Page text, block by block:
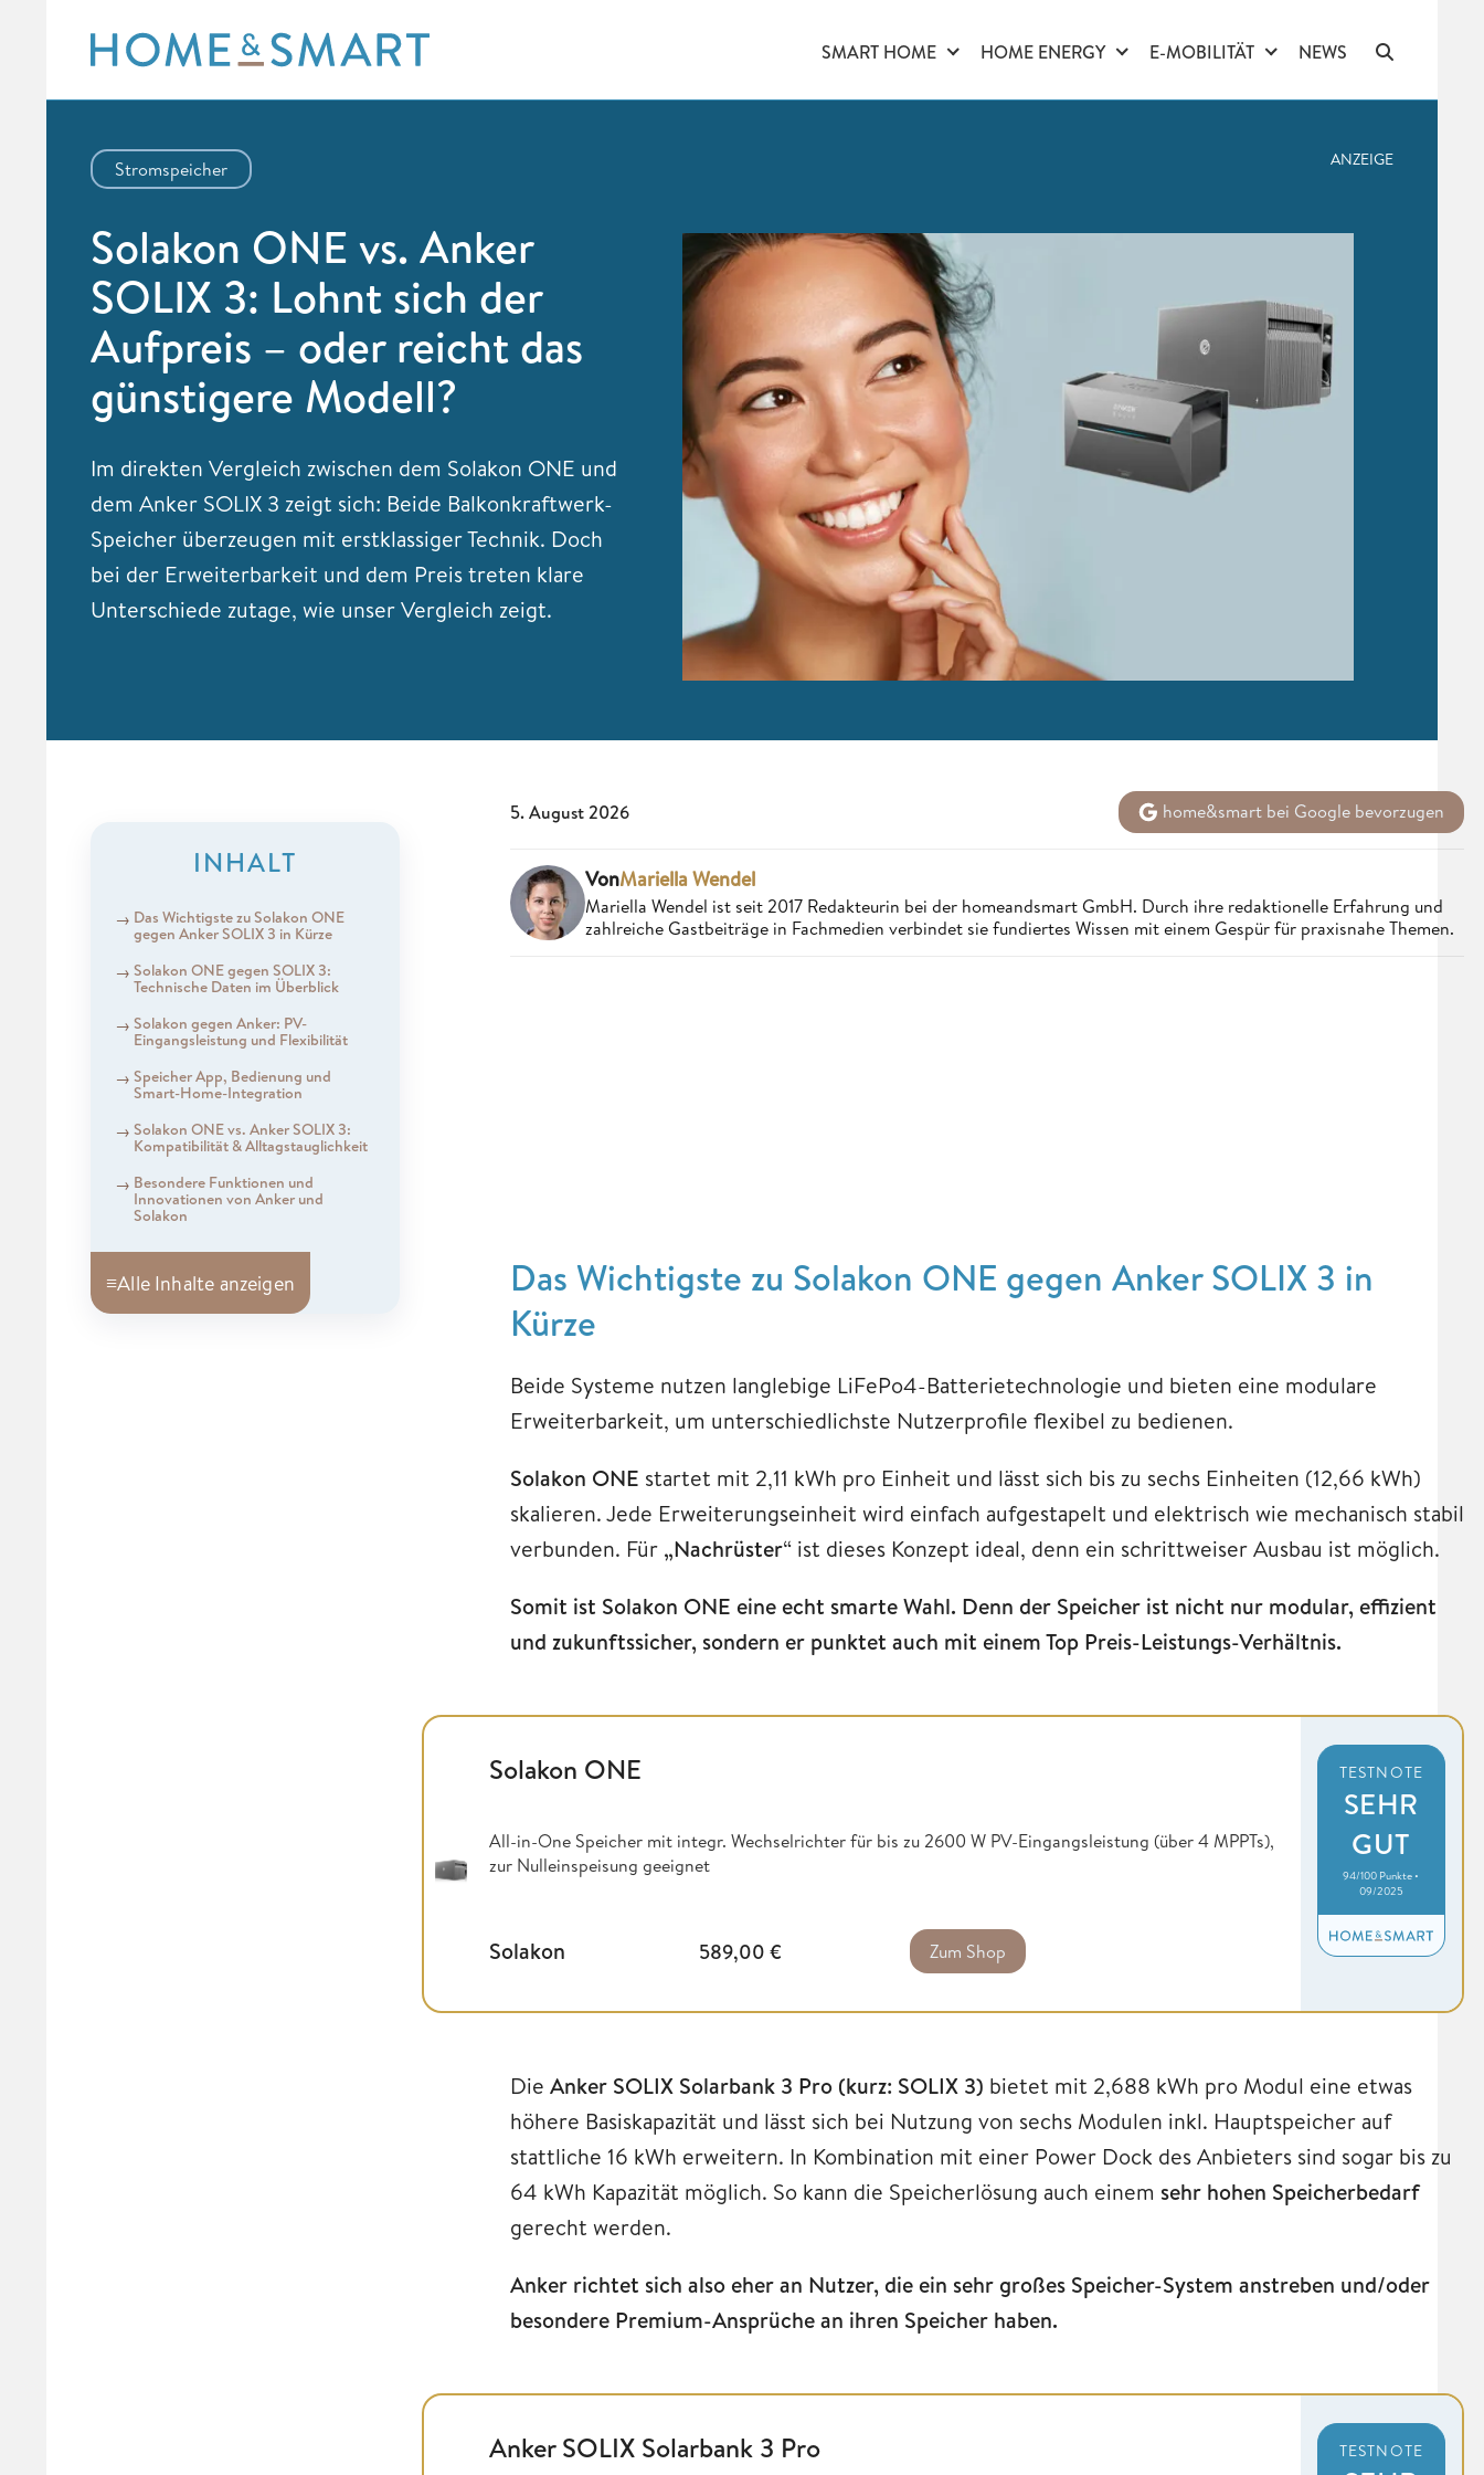
content
SMART HOME HOME ENERGY E-MOBILITÄT NEWS
Stromspeicher ANZEIGE
Solakon ONE vs. Anker
SOLIX 3: Lohnt sich der
Aufpreis – oder reicht das
günstigere Modell?
Im direkten Vergleich zwischen dem Solakon ONE und
dem Anker SOLIX 3 zeigt sich: Beide Balkonkraftwerk-
Speicher überzeugen mit erstklassiger Technik. Doch
bei der Erweiterbarkeit und dem Preis treten klare
Unterschiede zutage, wie unser Vergleich zeigt.
INHALT
Das Wichtigste zu Solakon ONE
gegen Anker SOLIX 3 in Kürze
Solakon ONE gegen SOLIX 3:
Technische Daten im Überblick
Solakon gegen Anker: PV-
Eingangsleistung und Flexibilität
Speicher App, Bedienung und
Smart-Home-Integration
Solakon ONE vs. Anker SOLIX 3:
Kompatibilität & Alltagstauglichkeit
Besondere Funktionen und
Innovationen von Anker und
Solakon
≡Alle Inhalte anzeigen
5. August 2026 home&smart bei Google bevorzugen
VonMariella Wendel
Mariella Wendel ist seit 2017 Redakteurin bei der homeandsmart GmbH. Durch ihre redaktionelle Erfahrung und
zahlreiche Gastbeiträge in Fachmedien verbindet sie fundiertes Wissen mit einem Gespür für praxisnahe Themen.
Das Wichtigste zu Solakon ONE gegen Anker SOLIX 3 in
Kürze
Beide Systeme nutzen langlebige LiFePo4-Batterietechnologie und bieten eine modulare
Erweiterbarkeit, um unterschiedlichste Nutzerprofile flexibel zu bedienen.
Solakon ONE startet mit 2,11 kWh pro Einheit und lässt sich bis zu sechs Einheiten (12,66 kWh)
skalieren. Jede Erweiterungseinheit wird einfach aufgestapelt und elektrisch wie mechanisch stabil
verbunden. Für „Nachrüster“ ist dieses Konzept ideal, denn ein schrittweiser Ausbau ist möglich.
Somit ist Solakon ONE eine echt smarte Wahl. Denn der Speicher ist nicht nur modular, effizient
und zukunftssicher, sondern er punktet auch mit einem Top Preis-Leistungs-Verhältnis.
Solakon ONE
All-in-One Speicher mit integr. Wechselrichter für bis zu 2600 W PV-Eingangsleistung (über 4 MPPTs),
zur Nulleinspeisung geeignet
Solakon 589,00€ Zum Shop
TESTNOTE
SEHR
GUT
94/100 Punkte •
09/2025
Die Anker SOLIX Solarbank 3 Pro (kurz: SOLIX 3) bietet mit 2,688 kWh pro Modul eine etwas
höhere Basiskapazität und lässt sich bei Nutzung von sechs Modulen inkl. Hauptspeicher auf
stattliche 16 kWh erweitern. In Kombination mit einer Power Dock des Anbieters sind sogar bis zu
64 kWh Kapazität möglich. So kann die Speicherlösung auch einem sehr hohen Speicherbedarf
gerecht werden.
Anker richtet sich also eher an Nutzer, die ein sehr großes Speicher-System anstreben und/oder
besondere Premium-Ansprüche an ihren Speicher haben.
Anker SOLIX Solarbank 3 Pro TESTNOTE